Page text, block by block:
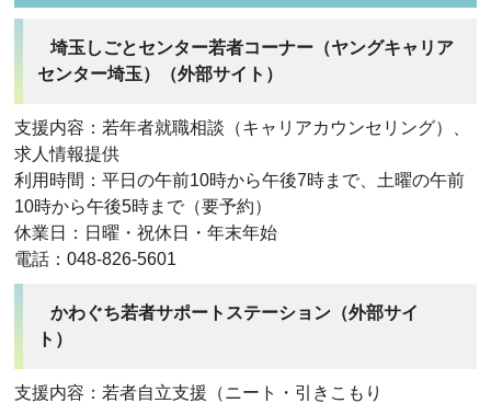
埼玉しごとセンター若者コーナー（ヤングキャリア
センター埼玉）（外部サイト）
支援内容：若年者就職相談（キャリアカウンセリング）、
求人情報提供
利用時間：平日の午前10時から午後7時まで、土曜の午前
10時から午後5時まで（要予約）
休業日：日曜・祝休日・年末年始
電話：048-826-5601
かわぐち若者サポートステーション（外部サイ
ト）
支援内容：若者自立支援（ニート・引きこもり